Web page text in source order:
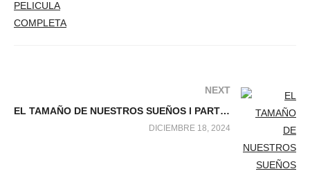
NEXT
EL TAMAÑO DE NUESTROS SUEÑOS l PARTE 2
DICIEMBRE 18, 2024